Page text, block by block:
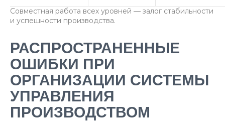
Совместная работа всех уровней — залог стабильности
и успешности производства.
РАСПРОСТРАНЕННЫЕ
ОШИБКИ ПРИ
ОРГАНИЗАЦИИ СИСТЕМЫ
УПРАВЛЕНИЯ
ПРОИЗВОДСТВОМ